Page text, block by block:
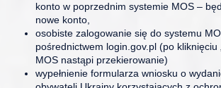
konto w poprzednim systemie MOS –
nowe konto,
osobiste zalogowanie się do systemu
pośrednictwem login.gov.pl (po kliknięciu
MOS nastąpi przekierowanie)
wypełnienie formularza wniosku o